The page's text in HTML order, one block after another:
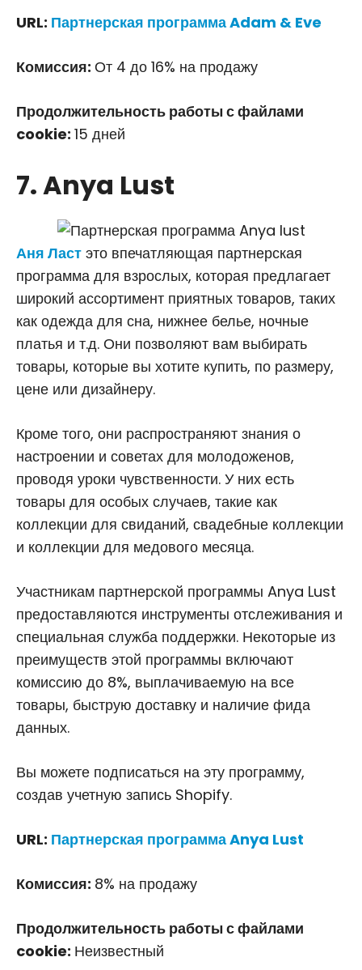
URL: Партнерская программа Adam & Eve
Комиссия: От 4 до 16% на продажу
Продолжительность работы с файлами
cookie: 15 дней
7. Anya Lust
Аня Ласт это впечатляющая партнерская
программа для взрослых, которая предлагает
широкий ассортимент приятных товаров, таких
как одежда для сна, нижнее белье, ночные
платья и т.д. Они позволяют вам выбирать
товары, которые вы хотите купить, по размеру,
цене или дизайнеру.
Кроме того, они распространяют знания о
настроении и советах для молодоженов,
проводя уроки чувственности. У них есть
товары для особых случаев, такие как
коллекции для свиданий, свадебные коллекции
и коллекции для медового месяца.
Участникам партнерской программы Anya Lust
предоставляются инструменты отслеживания и
специальная служба поддержки. Некоторые из
преимуществ этой программы включают
комиссию до 8%, выплачиваемую на все
товары, быструю доставку и наличие фида
данных.
Вы можете подписаться на эту программу,
создав учетную запись Shopify.
URL: Партнерская программа Anya Lust
Комиссия: 8% на продажу
Продолжительность работы с файлами
cookie: Неизвестный